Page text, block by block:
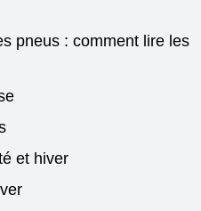
pneus : comment lire les
et hiver